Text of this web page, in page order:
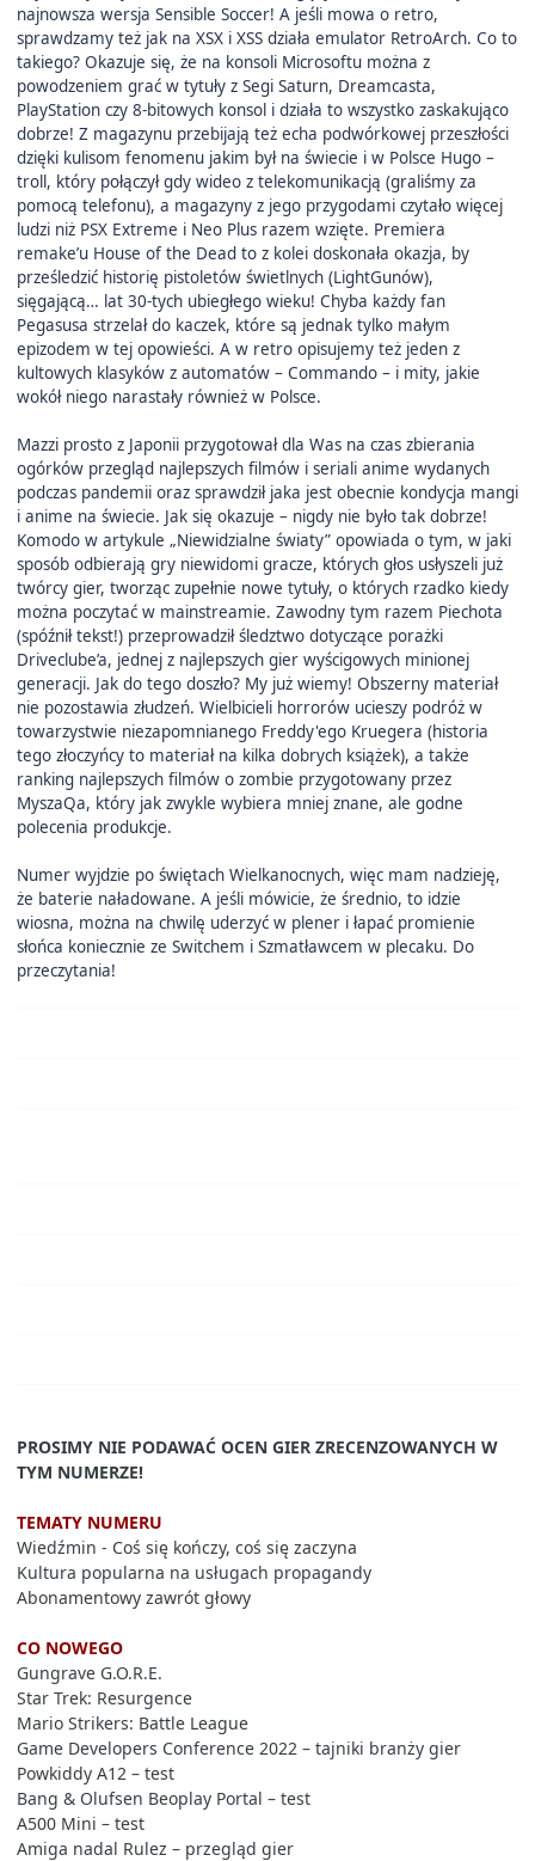
najnowsza wersja Sensible Soccer! A jeśli mowa o retro,
sprawdzamy też jak na XSX i XSS działa emulator RetroArch. Co to
takiego? Okazuje się, że na konsoli Microsoftu można z
powodzeniem grać w tytuły z Segi Saturn, Dreamcasta,
PlayStation czy 8-bitowych konsol i działa to wszystko zaskakująco
dobrze! Z magazynu przebijają też echa podwórkowej przeszłości
dzięki kulisom fenomenu jakim był na świecie i w Polsce Hugo –
troll, który połączył gdy wideo z telekomunikacją (graliśmy za
pomocą telefonu), a magazyny z jego przygodami czytało więcej
ludzi niż PSX Extreme i Neo Plus razem wzięte. Premiera
remake’u House of the Dead to z kolei doskonała okazja, by
prześledzić historię pistoletów świetlnych (LightGunów),
sięgającą… lat 30-tych ubiegłego wieku! Chyba każdy fan
Pegasusa strzelał do kaczek, które są jednak tylko małym
epizodem w tej opowieści. A w retro opisujemy też jeden z
kultowych klasyków z automatów – Commando – i mity, jakie
wokół niego narastały również w Polsce.
Mazzi prosto z Japonii przygotował dla Was na czas zbierania
ogórków przegląd najlepszych filmów i seriali anime wydanych
podczas pandemii oraz sprawdził jaka jest obecnie kondycja mangi
i anime na świecie. Jak się okazuje – nigdy nie było tak dobrze!
Komodo w artykule „Niewidzialne światy” opowiada o tym, w jaki
sposób odbierają gry niewidomi gracze, których głos usłyszeli już
twórcy gier, tworząc zupełnie nowe tytuły, o których rzadko kiedy
można poczytać w mainstreamie. Zawodny tym razem Piechota
(spóźnił tekst!) przeprowadził śledztwo dotyczące porażki
Driveclube’a, jednej z najlepszych gier wyścigowych minionej
generacji. Jak do tego doszło? My już wiemy! Obszerny materiał
nie pozostawia złudzeń. Wielbicieli horrorów ucieszy podróż w
towarzystwie niezapomnianego Freddy'ego Kruegera (historia
tego złoczyńcy to materiał na kilka dobrych książek), a także
ranking najlepszych filmów o zombie przygotowany przez
MyszaQa, który jak zwykle wybiera mniej znane, ale godne
polecenia produkcje.
Numer wyjdzie po świętach Wielkanocnych, więc mam nadzieję,
że baterie naładowane. A jeśli mówicie, że średnio, to idzie
wiosna, można na chwilę uderzyć w plener i łapać promienie
słońca koniecznie ze Switchem i Szmatławcem w plecaku. Do
przeczytania!
PROSIMY NIE PODAWAĆ OCEN GIER ZRECENZOWANYCH W
TYM NUMERZE!
TEMATY NUMERU
Wiedźmin - Coś się kończy, coś się zaczyna
Kultura popularna na usługach propagandy
Abonamentowy zawrót głowy
CO NOWEGO
Gungrave G.O.R.E.
Star Trek: Resurgence
Mario Strikers: Battle League
Game Developers Conference 2022 – tajniki branży gier
Powkiddy A12 – test
Bang & Olufsen Beoplay Portal – test
A500 Mini – test
Amiga nadal Rulez – przegląd gier